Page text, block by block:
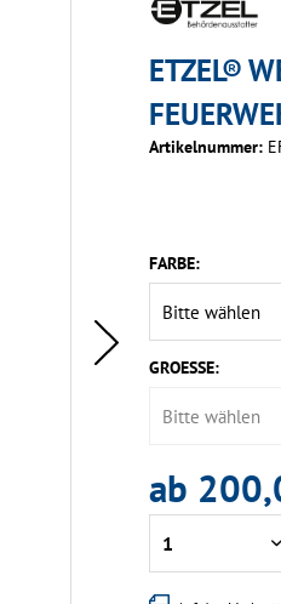
ETZEL®
Artikelnummer:
FARBE:
GROESSE:
ab